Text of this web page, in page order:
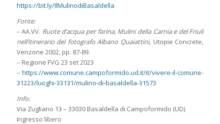
https://bit.ly/IlMulinodiBasaldella
Fonte:
– AA.VV. Ruote d’acqua per farina, Mulini della Carnia e del Friuli
nell’itinerario del fotografo Albano Quaiattini, Utopie Concrete,
Venzone 2002, pp. 87-89.
– Regione FVG 23 set 2023
–https://www.comune.campoformido.ud.it/it/vivere-il-comune-
31223/luoghi-33131/mulino-di-basaldella-31573
Info:
Via Zugliano 13 – 33030 Basaldella di Campoformido (UD)
Ingresso libero